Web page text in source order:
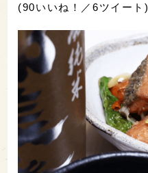
(90いいね！／6ツイート)